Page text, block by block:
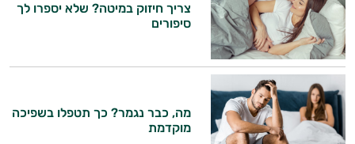
צריך חיזוק במיטה? שלא יספרו לך
סיפורים
מה, כבר נגמר? כך תטפלו בשפיכה
מוקדמת